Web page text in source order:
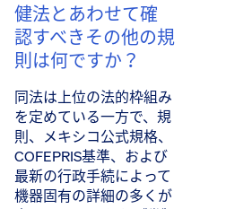
健法とあわせて確
認すべきその他の規
則は何ですか？
同法は上位の法的枠組み
を定めている一方で、規
則、メキシコ公式規格、
COFEPRIS基準、および
最新の行政手続によって
機器固有の詳細の多くが